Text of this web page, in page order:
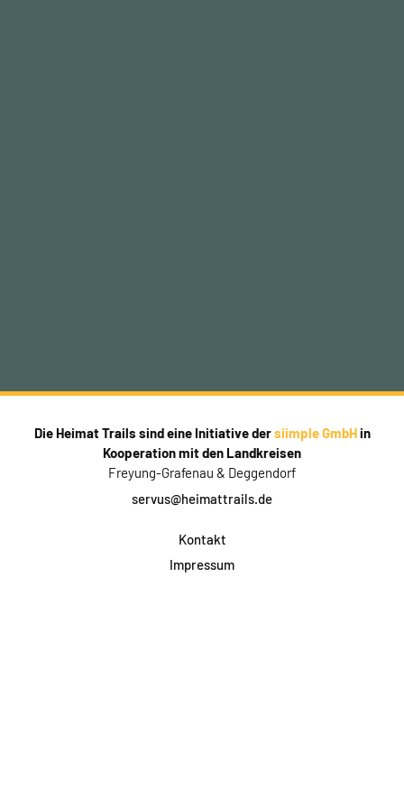
Die Heimat Trails sind eine Initiative dersiimple GmbHin
Kooperation mit den Landkreisen
Freyung-Grafenau & Deggendorf
servus@heimattrails.de
Kontakt
Impressum